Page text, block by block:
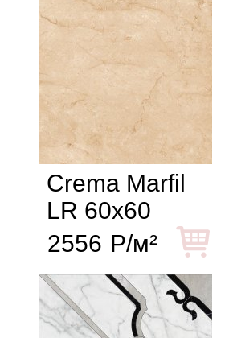
Crema Marfil
LR 60x60
2556 Р/м²